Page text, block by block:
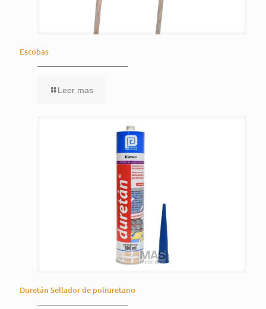
Escobas
Leer mas
Duretán Sellador de poliuretano